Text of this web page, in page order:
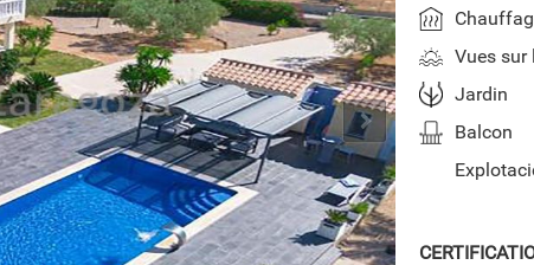
Vues sur
Jardin
Balcon